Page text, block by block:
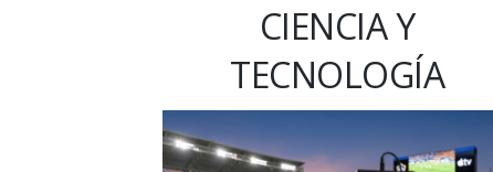
CIENCIA Y
TECNOLOGÍA